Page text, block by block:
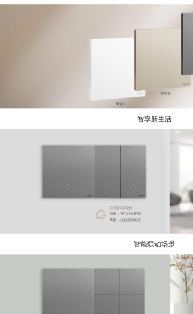
陶瓷白
粉铂金
智享新生活
联动回家场景
回家，开门灯光即亮
离家，灯光自动熄灭
智能联动场景